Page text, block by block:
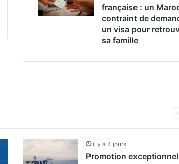
française : un
contraint de
un visa pour
sa famille
Ligne de Traversée
en France, une
il y a 4 jours
Promotion